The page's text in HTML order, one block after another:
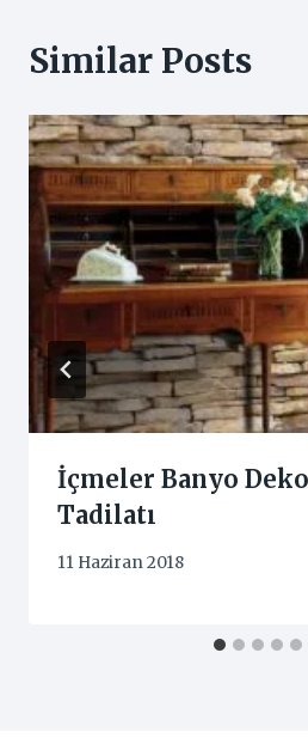
Similar Posts
İçmeler Banyo
Tadilatı
11 Haziran 2018